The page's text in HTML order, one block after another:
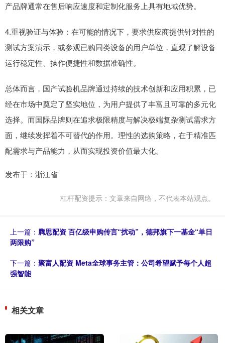
产品牌通常在售后响应速度和定制化服务上具有地域优势。
4.重视验证与体验：在可能的情况下，要求供应商提供针对性的
测试方案演示，或参观已购同类设备的用户单位，直观了解设备
运行稳定性、操作便捷性和数据准确性。
总体而言，国产试验机品牌通过持续的技术创新和应用积累，已
经在市场中奠定了坚实地位，为用户提供了丰富且可靠的多元化
选择。而国际品牌则在追求极限精度与解决极端复杂测试需求方
面，继续发挥着不可替代的作用。理性的选购策略，在于精准匹
配需求与产品能力，从而实现投资价值最大化。
发布于：浙江省
杠杆配资提示：文章来自网络，不代表本站观点。
上一篇： 腾思配资 百亿级申购传言“扰动”，德邦旗下一基金“单日
两限购”
下一篇： 聚富人配资 Meta全球事务主管：公司希望赋予每个人超
强智能
相关文章